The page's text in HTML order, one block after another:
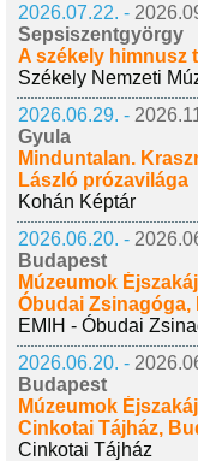
2026.07.22. -
Sepsiszentgyörgy
A székely himnusz
Székely Nemzeti
2026.06.29. -
Gyula
Minduntalan.
László prózavilága
Kohán Képtár
2026.06.20. -
Budapest
Múzeumok
Óbudai Zsinagóga,
EMIH - Óbudai
2026.06.20. -
Budapest
Múzeumok
Cinkotai Tájház,
Cinkotai Tájház